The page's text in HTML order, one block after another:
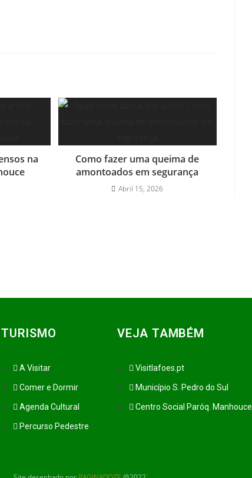
na
Como fazer uma queima de
amontoados em segurança
Abril 15, 2026
TURISMO
A Visitar
Comer e Dormir
Agenda Cultural
Percurso Pedestre
VEJA TAMBÉM
Visitlafoes.pt
Município S. Pedro do Sul
Centro Social Paróq. Manhouce